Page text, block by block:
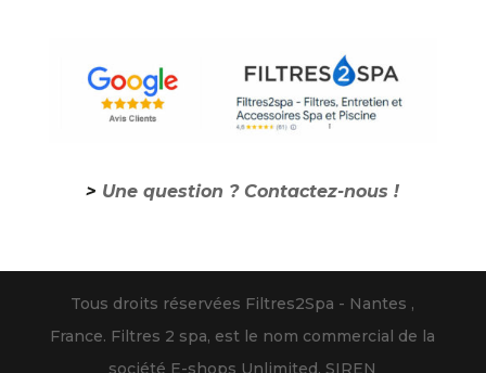
> Une question ? Contactez-nous !
Tous droits réservées Filtres2Spa - Nantes ,
France. Filtres 2 spa, est le nom commercial de la
société E-shops Unlimited, SIREN